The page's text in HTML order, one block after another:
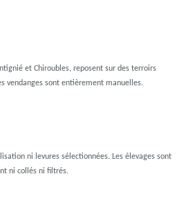
et Chiroubles, reposent sur des terroirs
vendanges sont entièrement manuelles.
ni levures sélectionnées. Les élevages sont
ni collés ni filtrés.